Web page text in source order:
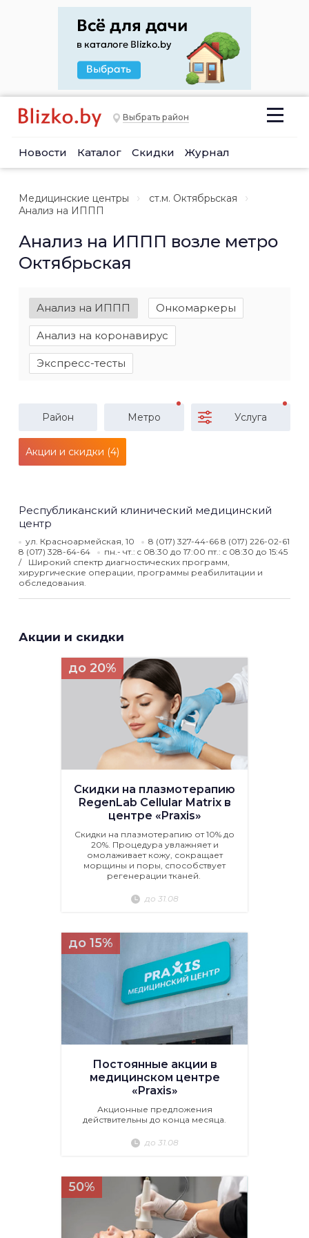
Выбрать район
Новости Каталог Скидки Журнал
Медицинские центры
ст.м. Октябрьская
Анализ на ИППП
Анализ на ИППП возле метро
Октябрьская
Анализ на ИППП Онкомаркеры
Анализ на коронавирус
Экспресс-тесты
Район Метро Услуга
Акции и скидки (4)
Республиканский клинический медицинский
центр
ул. Красноармейская, 10
8 (017) 327-44-66 8 (017) 226-02-61
8 (017) 328-64-64
пн.- чт.: c 08:30 до 17:00 пт.: c 08:30 до 15:45
Широкий спектр диагностических программ,
хирургические операции, программы реабилитации и
обследования.
Акции и скидки
до 20%
Скидки на плазмотерапию
RegenLab Cellular Matrix в
центре «Praxis»
Скидки на плазмотерапию от 10% до
20%. Процедура увлажняет и
омолаживает кожу, сокращает
морщины и поры, способствует
регенерации тканей.
до 31.08
до 15%
Постоянные акции в
медицинском центре
«Praxis»
Акционные предложения
действительны до конца месяца.
до 31.08
50%